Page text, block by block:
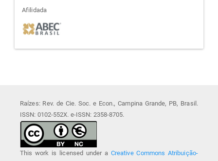
afiliada
Afilidada
Raízes: Rev. de Cie. Soc. e Econ., Campina Grande, PB, Brasil.
ISSN: 0102-552X. e-ISSN: 2358-8705.
This work is licensed under a Creative Commons Atribuição-